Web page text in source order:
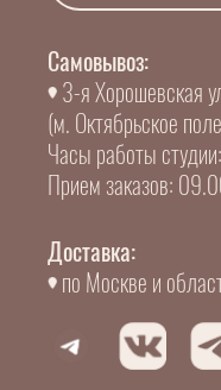
Самовывоз:
3-я Хорошевская
(м. Октябрьское
Часы работы
Прием заказов:
Доставка:
по Москве и